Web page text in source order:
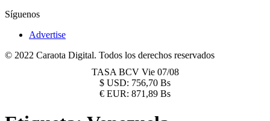
Síguenos
Advertise
© 2022 Caraota Digital. Todos los derechos reservados
TASA BCV Vie 07/08
$ USD: 756,70 Bs
€ EUR: 871,89 Bs